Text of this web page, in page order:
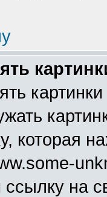
которая
ссылку на